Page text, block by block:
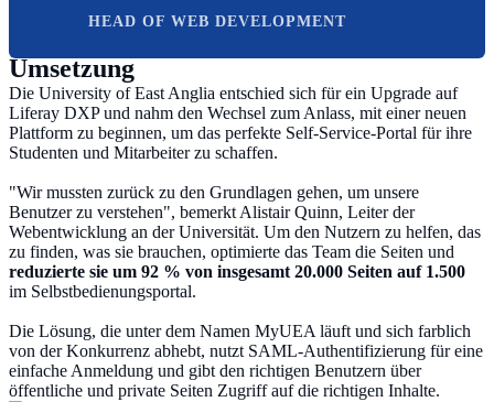
HEAD OF WEB DEVELOPMENT
Umsetzung
Die University of East Anglia entschied sich für ein Upgrade auf
Liferay DXP und nahm den Wechsel zum Anlass, mit einer neuen
Plattform zu beginnen, um das perfekte Self-Service-Portal für ihre
Studenten und Mitarbeiter zu schaffen.
"Wir mussten zurück zu den Grundlagen gehen, um unsere
Benutzer zu verstehen", bemerkt Alistair Quinn, Leiter der
Webentwicklung an der Universität. Um den Nutzern zu helfen, das
zu finden, was sie brauchen, optimierte das Team die Seiten und
reduzierte sie um 92 % von insgesamt 20.000 Seiten auf 1.500
im Selbstbedienungsportal.
Die Lösung, die unter dem Namen MyUEA läuft und sich farblich
von der Konkurrenz abhebt, nutzt SAML-Authentifizierung für eine
einfache Anmeldung und gibt den richtigen Benutzern über
öffentliche und private Seiten Zugriff auf die richtigen Inhalte.